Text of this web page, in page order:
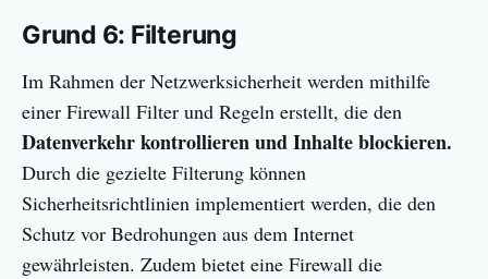
Grund 6: Filterung
Im Rahmen der Netzwerksicherheit werden mithilfe
einer Firewall Filter und Regeln erstellt, die den
Datenverkehr kontrollieren und Inhalte blockieren.
Durch die gezielte Filterung können
Sicherheitsrichtlinien implementiert werden, die den
Schutz vor Bedrohungen aus dem Internet
gewährleisten. Zudem bietet eine Firewall die